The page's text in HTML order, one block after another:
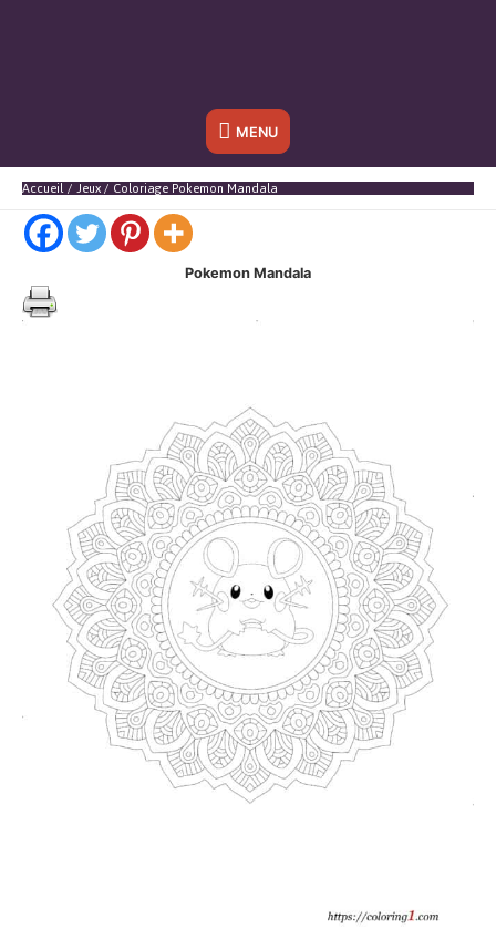
Sous
l'en-
MENU
Accueil Jeux Coloriage Pokemon Mandala
Pokemon Mandala